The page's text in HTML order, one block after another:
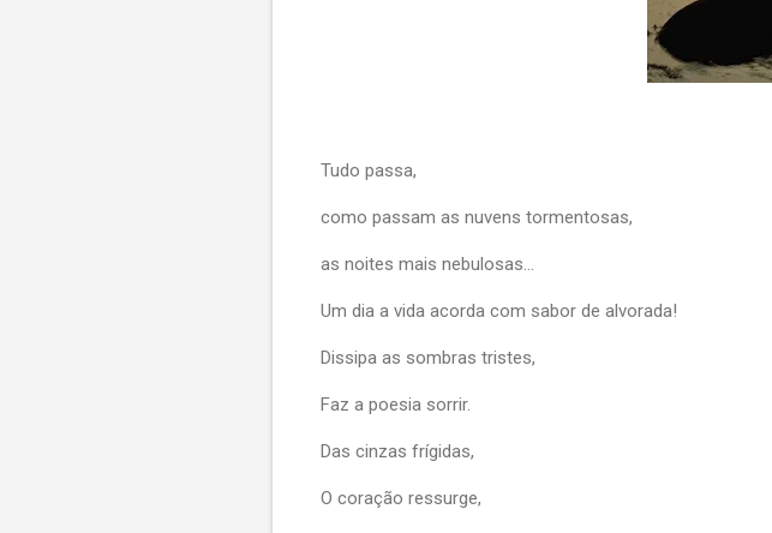
Tudo passa,
como passam as nuvens tormentosas,
as noites mais nebulosas...
Um dia a vida acorda com sabor de alvorada!
Dissipa as sombras tristes,
Faz a poesia sorrir.
Das cinzas frígidas,
O coração ressurge,